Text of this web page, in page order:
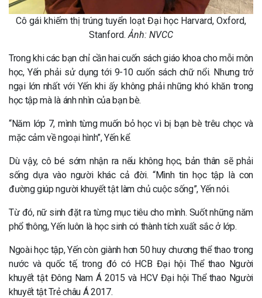
Cô gái khiếm thị trúng tuyển loạt Đại học Harvard, Oxford,
Stanford.Ảnh: NVCC
Trong khi các bạn chỉ cần hai cuốn sách giáo khoa cho mỗi môn
học, Yến phải sử dụng tới 9-10 cuốn sách chữ nổi. Nhưng trở
ngại lớn nhất với Yến khi ấy không phải những khó khăn trong
học tập mà là ánh nhìn của bạn bè.
“Năm lớp 7, mình từng muốn bỏ học vì bị bạn bè trêu chọc và
mặc cảm về ngoại hình”, Yến kể.
Dù vậy, cô bé sớm nhận ra nếu không học, bản thân sẽ phải
sống dựa vào người khác cả đời. “Mình tin học tập là con
đường giúp người khuyết tật làm chủ cuộc sống”, Yến nói.
Từ đó, nữ sinh đặt ra từng mục tiêu cho mình. Suốt những năm
phổ thông, Yến luôn là học sinh có thành tích xuất sắc ở lớp.
Ngoài học tập, Yến còn giành hơn 50 huy chương thể thao trong
nước và quốc tế, trong đó có HCB Đại hội Thể thao Người
khuyết tật Đông Nam Á 2015 và HCV Đại hội Thể thao Người
khuyết tật Trẻ châu Á 2017.